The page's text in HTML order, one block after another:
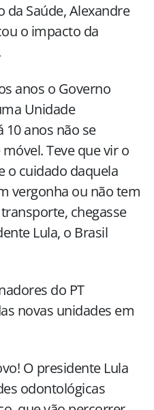
Saúde, Alexandre
o impacto da
anos o Governo
Unidade
10 anos não se
Teve que vir o
o cuidado daquela
vergonha ou não tem
chegasse
Lula, o Brasil
do PT
novas unidades em
O presidente Lula
odontológicas